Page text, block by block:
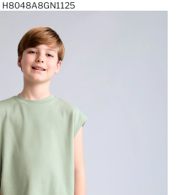
H8048A8GN1125